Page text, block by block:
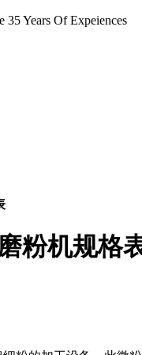
35 Years Of Expeiences
粉机规格